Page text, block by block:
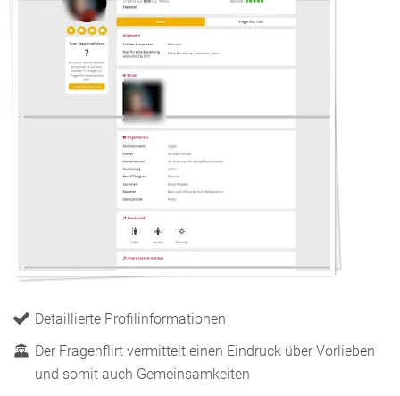
Detaillierte Profilinformationen
Der Fragenflirt vermittelt einen Eindruck über Vorlieben
und somit auch Gemeinsamkeiten